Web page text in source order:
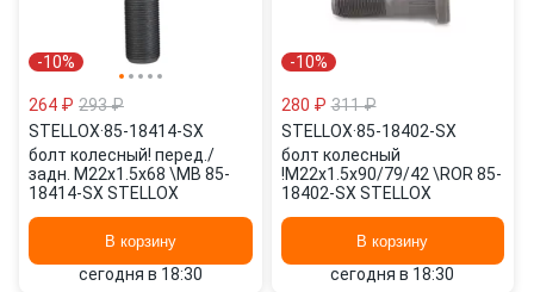
-10%
264 ₽ 293 ₽
STELLOX·85-18414-SX
болт колесный! перед./
задн. M22x1.5x68 \MB 85-
18414-SX STELLOX
В корзину
сегодня в 18:30
-10%
280 ₽ 311 ₽
STELLOX·85-18402-SX
болт колесный
!M22x1.5x90/79/42 \ROR 85-
18402-SX STELLOX
В корзину
сегодня в 18:30